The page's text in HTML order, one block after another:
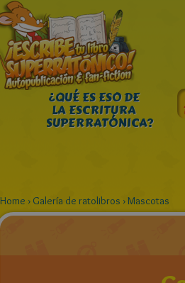
¿QUÉ ES ESO DE
LA ESCRITURA
SUPERRATÓNICA?
Home › Galería de ratolibros ›Mascotas